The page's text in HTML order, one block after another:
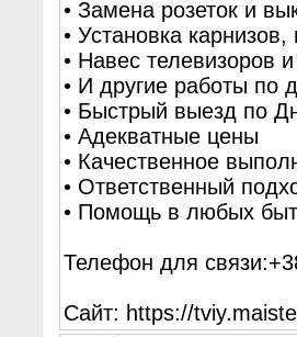
• Замена розеток и
• Установка
• Навес телевизоров
• И другие работы по
• Быстрый выезд по
• Адекватные цены
• Качественное
• Ответственный
• Помощь в любых
Телефон для
Сайт: https://